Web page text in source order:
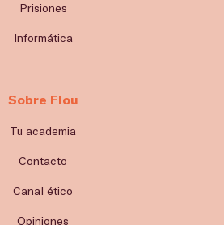
Prisiones
Informática
Sobre Flou
Tu academia
Contacto
Canal ético
Opiniones